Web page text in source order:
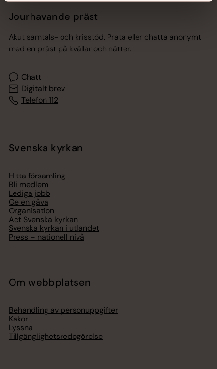
Jourhavande präst
Akut samtals- och krisstöd. Prata eller chatta anonymt
med en präst på kvällar och nätter.
Chatt
Digitalt brev
Telefon 112
Svenska kyrkan
Hitta församling
Bli medlem
Lediga jobb
Ge en gåva
Organisation
Act Svenska kyrkan
Svenska kyrkan i utlandet
Press – nationell nivå
Om webbplatsen
Behandling av personuppgifter
Kakor
Lyssna
Tillgänglighetsredogörelse